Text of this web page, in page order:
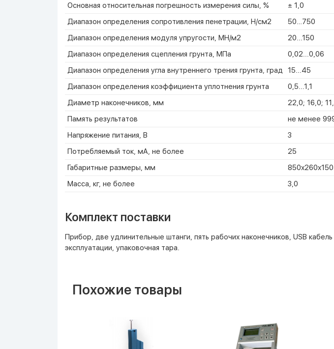
Основная относительная погрешность измерения силы, %
± 1,0
Диапазон определения сопротивления пенетрации, Н/см2
50…750
Диапазон определения модуля упругости, МН/м2
20...150
Диапазон определения сцепления грунта, МПа
0,02...0,06
Диапазон определения угла внутреннего трения грунта, град
15...45
Диапазон определения коэффициента уплотнения грунта
0,5...1,1
Диаметр наконечников, мм
22,0; 16,0;
Память результатов
не менее
Напряжение питания, В
3
Потребляемый ток, мА, не более
25
Габаритные размеры, мм
850x260x150
Масса, кг, не более
3,0
Комплект поставки
Прибор, две удлинительные штанги, пять рабочих наконечников, USB
эксплуатации, упаковочная тара.
Похожие товары